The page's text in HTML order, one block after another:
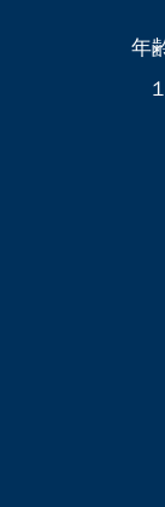
年